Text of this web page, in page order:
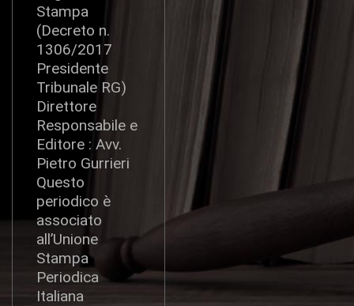
Stampa
(Decreto n.
1306/2017
Presidente
Tribunale RG)
Direttore
Responsabile e
Editore : Avv.
Pietro Gurrieri
Questo
periodico è
associato
all’Unione
Stampa
Periodica
Italiana